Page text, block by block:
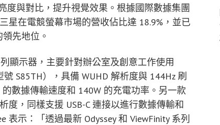
度與對比，提升視覺效果。根據國際數據集團
星在電競螢幕市場的營收佔比達 18.9%，並已
先地位。
顯示器，主要針對辦公室及創意工作使用
S85TH），具備 WUHD 解析度與 144Hz 刷
數據傳輸速度和 140W 的充電功率。另一款
度，同樣支援 USB-C 連接以進行數據傳輸和
示：「透過最新 Odyssey 和 ViewFinity 系列